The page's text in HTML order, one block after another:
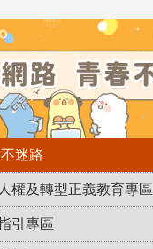
迷路
權及轉型正義教育專區
引專區